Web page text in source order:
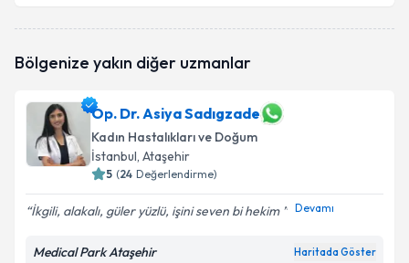
Bölgenize yakın diğer uzmanlar
Op. Dr. Asiya Sadıgzade
Kadın Hastalıkları ve Doğum
İstanbul, Ataşehir
5 (24 Değerlendirme)
İkgili, alakalı, güler yüzlü, işini seven bi hekim Devamı
Medical Park Ataşehir Haritada Göster